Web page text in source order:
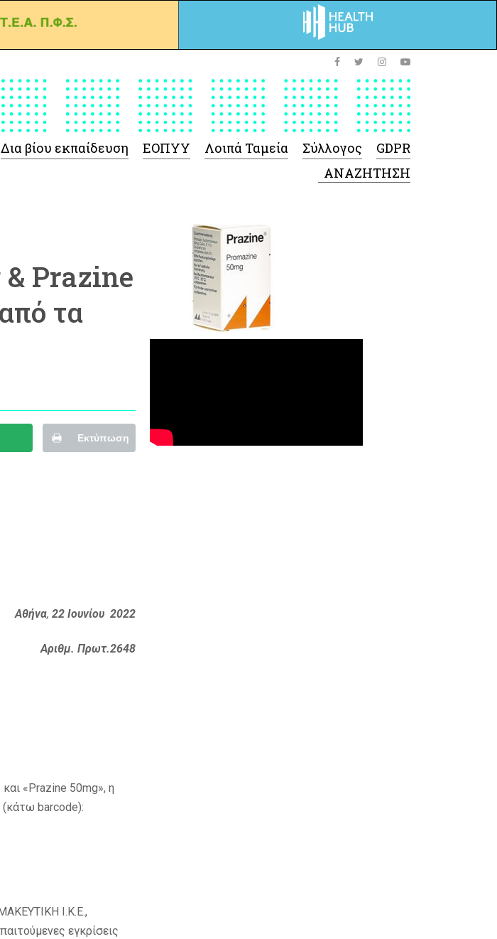
Δια βίου εκπαίδευση ΕΟΠΥΥ
 Ιατροτεχνολογικών
Προϊόντων
-Γενικές πληροφορίες
Ορθοπεδικά/ Αναπνευστικές
συσκευές
-Σύμβαση Σκευασμάτων Ειδικής
Λοιπά Ταμεία Σύλλογος GDPR
Prazine
τα
Εκτύπωση
Αθήνα, 22 Ιουνίου 2022
Αριθμ. Πρωτ.2648
«Prazine 50mg», η
(κάτω barcode):
Ι.Κ.Ε.,
εγκρίσεις